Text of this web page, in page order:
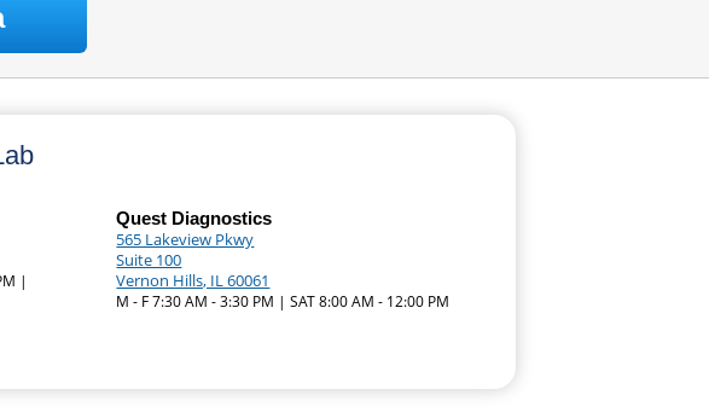
|
Quest Diagnostics
565 Lakeview Pkwy
Suite 100
Vernon Hills, IL 60061
M - F 7:30 AM - 3:30 PM | SAT 8:00 AM - 12:00 PM